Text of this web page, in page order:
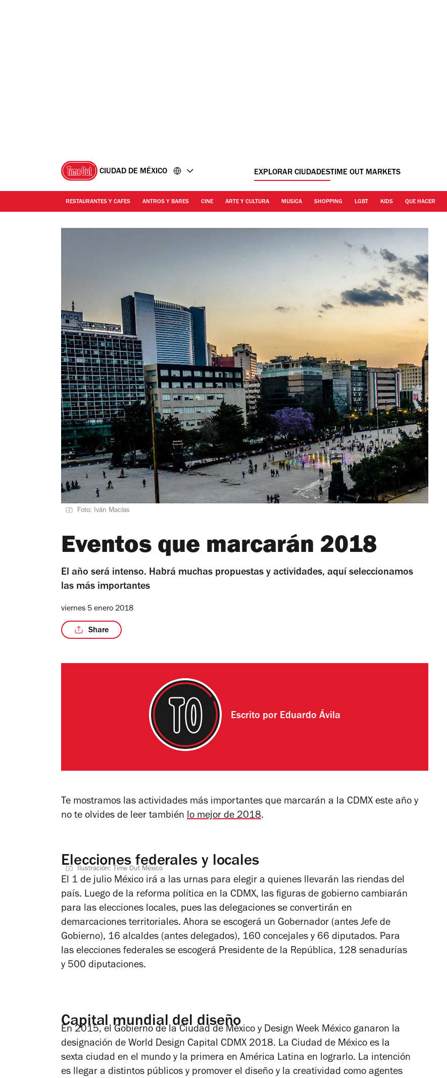
CIUDAD DE MÉXICO EXPLORAR CIUDADESTIME OUT MARKETS
RESTAURANTES Y CAFES ANTROS Y BARES CINE ARTE Y CULTURA MUSICA SHOPPING LGBT KIDS QUE HACER
Foto: Iván Macías
Eventos que marcarán 2018
El año será intenso. Habrá muchas propuestas y actividades, aquí seleccionamos
las más importantes
viernes 5 enero 2018
Share
Escrito por Eduardo Ávila
Te mostramos las actividades más importantes que marcarán a la CDMX este año y
no te olvides de leer también lo mejor de 2018.
Elecciones federales y locales
Ilustración: Time Out México
El 1 de julio México irá a las urnas para elegir a quienes llevarán las riendas del
país. Luego de la reforma política en la CDMX, las figuras de gobierno cambiarán
para las elecciones locales, pues las delegaciones se convertirán en
demarcaciones territoriales. Ahora se escogerá un Gobernador (antes Jefe de
Gobierno), 16 alcaldes (antes delegados), 160 concejales y 66 diputados. Para
las elecciones federales se escogerá Presidente de la República, 128 senadurías
y 500 diputaciones.
Capital mundial del diseño
En 2015, el Gobierno de la Ciudad de México y Design Week México ganaron la
designación de World Design Capital CDMX 2018. La Ciudad de México es la
sexta ciudad en el mundo y la primera en América Latina en lograrlo. La intención
es llegar a distintos públicos y promover el diseño y la creatividad como agentes